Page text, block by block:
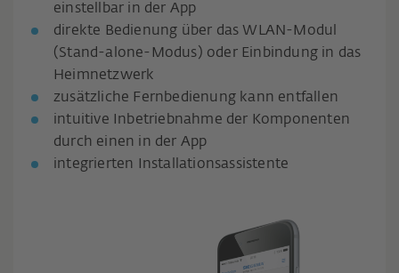
einstellbar in der App
direkte Bedienung über das WLAN-Modul
(Stand-alone-Modus) oder Einbindung in das
Heimnetzwerk
zusätzliche Fernbedienung kann entfallen
intuitive Inbetriebnahme der Komponenten
durch einen in der App
integrierten Installationsassistente